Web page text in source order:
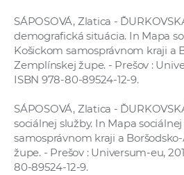
SÁPOSOVÁ, Zlatica -
demografická situácia. In Mapa
Košickom samosprávnom kraji a
Zemplínskej župe. - Prešov :
ISBN 978-80-89524-12-9.
SÁPOSOVÁ, Zlatica -
sociálnej služby. In Mapa
samosprávnom kraji a
župe. - Prešov : Universum-eu,
80-89524-12-9.